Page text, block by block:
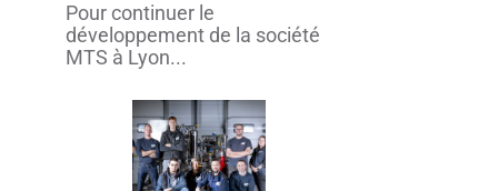
Pour continuer le
développement de la société
MTS à Lyon...